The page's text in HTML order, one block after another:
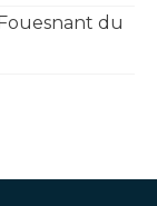
du